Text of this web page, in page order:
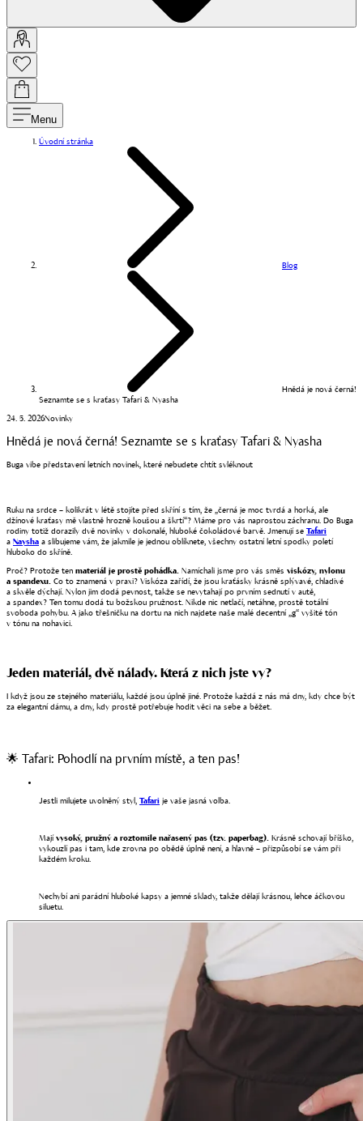
Menu
Úvodní stránka
Blog
Hnědá je nová černá!
Seznamte se s kraťasy Tafari & Nyasha
24. 5. 2026Novinky
Hnědá je nová černá! Seznamte se s kraťasy Tafari & Nyasha
Buga vibe představení letních novinek, které nebudete chtít svléknout
Ruku na srdce – kolikrát v létě stojíte před skříní s tím, že „černá je moc tvrdá a horká, ale
džínové kraťasy mě vlastně hrozně koušou a škrtí“? Máme pro vás naprostou záchranu. Do Buga
rodiny totiž dorazily dvě novinky v dokonalé, hluboké čokoládové barvě. Jmenují se Tafari
a Naysha a slibujeme vám, že jakmile je jednou oblíknete, všechny ostatní letní spodky poletí
hluboko do skříně.
Proč? Protože ten materiál je prostě pohádka. Namíchali jsme pro vás směs viskózy, nylonu
a spandexu. Co to znamená v praxi? Viskóza zařídí, že jsou kraťásky krásně splývavé, chladivé
a skvěle dýchají. Nylon jim dodá pevnost, takže se nevytahají po prvním sednutí v autě,
a spandex? Ten tomu dodá tu božskou pružnost. Nikde nic netlačí, netáhne, prostě totální
svoboda pohybu. A jako třešničku na dortu na nich najdete naše malé decentní „g“ vyšité tón
v tónu na nohavici.
Jeden materiál, dvě nálady. Která z nich jste vy?
I když jsou ze stejného materiálu, každé jsou úplně jiné. Protože každá z nás má dny, kdy chce být
za elegantní dámu, a dny, kdy prostě potřebuje hodit věci na sebe a běžet.
🌟 Tafari: Pohodlí na prvním místě, a ten pas!
Jestli milujete uvolněný styl, Tafari je vaše jasná volba.
Majívysoký, pružný a roztomile nařasený pas (tzv. paperbag). Krásně schovají bříško,
vykouzlí pas i tam, kde zrovna po obědě úplně není, a hlavně – přizpůsobí se vám při
každém kroku.
Nechybí ani parádní hluboké kapsy a jemné sklady, takže dělají krásnou, lehce áčkovou
siluetu.